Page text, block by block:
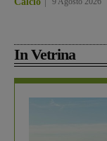
In Vetrina